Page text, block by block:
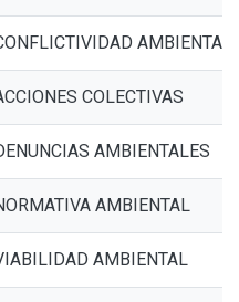
AMBIENTAL
COLECTIVAS
AMBIENTALES
AMBIENTAL
AMBIENTAL